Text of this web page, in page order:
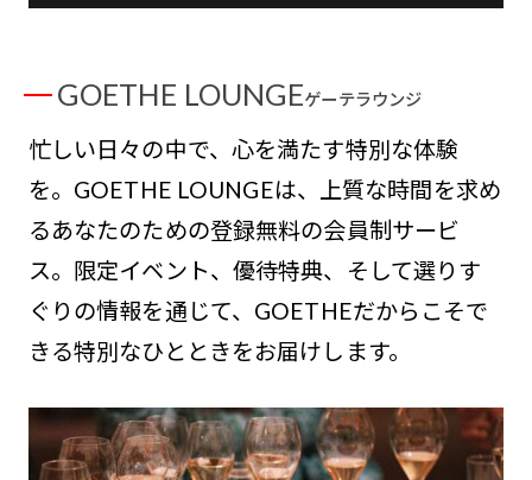
GOETHE LOUNGEゲーテラウンジ
忙しい日々の中で、心を満たす特別な体験
を。GOETHE LOUNGEは、上質な時間を求め
るあなたのための登録無料の会員制サービ
ス。限定イベント、優待特典、そして選りす
ぐりの情報を通じて、GOETHEだからこそで
きる特別なひとときをお届けします。